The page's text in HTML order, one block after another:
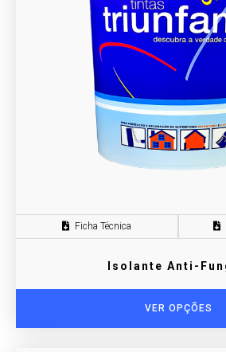
Ficha Técnica
Isolante Anti-
VER OPÇÕES